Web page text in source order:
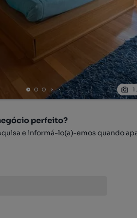
1
perfeito?
e informá-lo(a)-emos quando
de pesquisa